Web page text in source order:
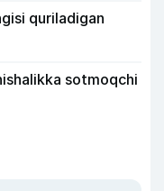
quriladigan
sotmoqchi